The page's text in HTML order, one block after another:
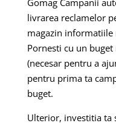
Gomag Campanii
livrarea reclamelor
magazin informatiile
Pornesti cu un
(necesar pentru a
pentru prima ta
buget.
Ulterior, investitia ta